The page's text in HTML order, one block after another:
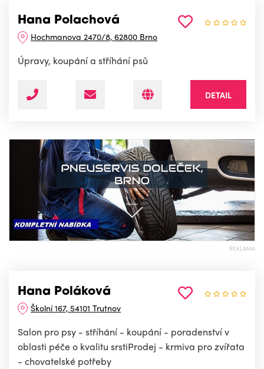
Hana Polachová
Hochmanova 2470/8, 62800 Brno
Úpravy, koupání a stříhání psů
DETAIL
REKLAMA
Hana Poláková
Školní 167, 54101 Trutnov
Salon pro psy - stříhání - koupání - poradenství v
oblasti péče o kvalitu srstiProdej - krmiva pro zvířata
- chovatelské potřeby